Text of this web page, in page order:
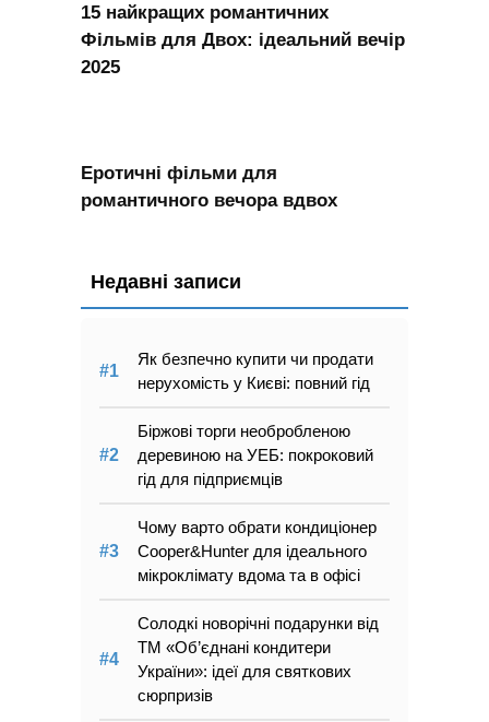
15 найкращих романтичних
Фільмів для Двох: ідеальний вечір
2025
Еротичні фільми для
романтичного вечора вдвох
Недавні записи
Як безпечно купити чи продати
нерухомість у Києві: повний гід
Біржові торги необробленою
деревиною на УЕБ: покроковий
гід для підприємців
Чому варто обрати кондиціонер
Cooper&Hunter для ідеального
мікроклімату вдома та в офісі
Солодкі новорічні подарунки від
ТМ «Об’єднані кондитери
України»: ідеї для святкових
сюрпризів